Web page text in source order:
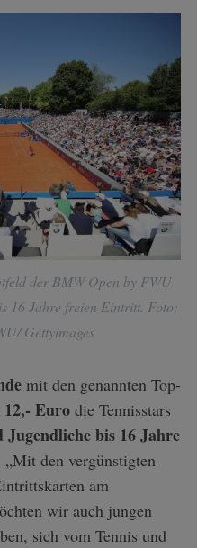
der BMW Open by FWU
16 Jahre freien Eintritt. Foto:
Gettyimages
mit den genannten Top-
12,- Eurodie Tennisstars
bis 16 Jahre
„Mit den vergünstigten
am
wir auch jungen
sich vom Tennis und